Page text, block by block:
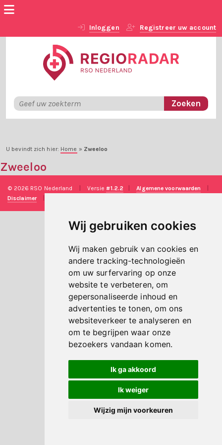
Wij gebruiken cookies
Wij maken gebruik van cookies en
andere tracking-technologieën
om uw surfervaring op onze
website te verbeteren, om
gepersonaliseerde inhoud en
advertenties te tonen, om ons
websiteverkeer te analyseren en
om te begrijpen waar onze
bezoekers vandaan komen.
Ik ga akkoord
Ik weiger
Wijzig mijn voorkeuren
Inloggen Registreer uw account
U bevindt zich hier: Home » Zweeloo
Zweeloo
© 2026 RSO Nederland Versie#1.2.2 Algemene voorwaarden
Disclaimer